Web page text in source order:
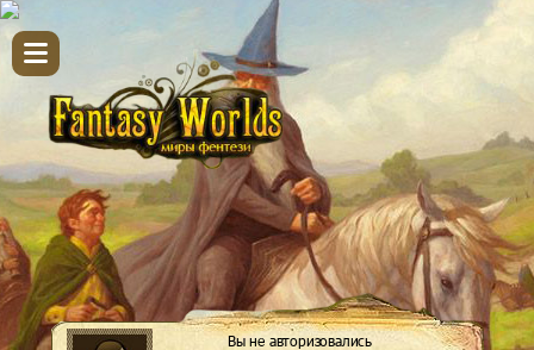
Вы не авторизовались